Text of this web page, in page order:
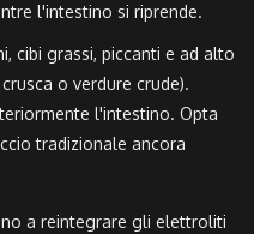
l'intestino si riprende.
cibi grassi, piccanti e ad alto
o verdure crude).
l'intestino. Opta
tradizionale ancora
a reintegrare gli elettroliti